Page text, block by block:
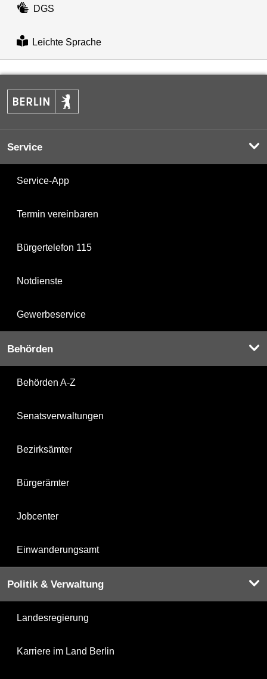
DGS
Leichte Sprache
Service
Service-App
Termin vereinbaren
Bürgertelefon 115
Notdienste
Gewerbeservice
Behörden
Behörden A-Z
Senatsverwaltungen
Bezirksämter
Bürgerämter
Jobcenter
Einwanderungsamt
Politik & Verwaltung
Landesregierung
Karriere im Land Berlin